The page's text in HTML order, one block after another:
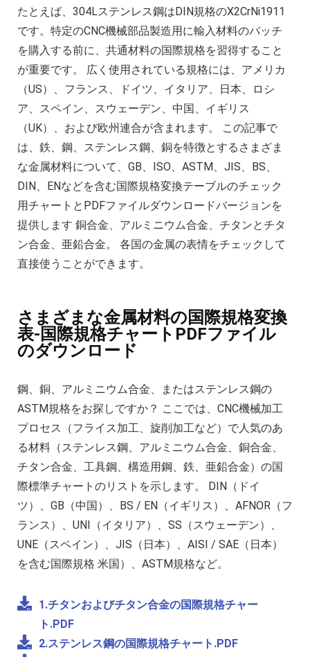
たとえば、304Lステンレス鋼はDIN規格のX2CrNi1911
です。特定のCNC機械部品製造用に輸入材料のバッチ
を購入する前に、共通材料の国際規格を習得すること
が重要です。 広く使用されている規格には、アメリカ
（US）、フランス、ドイツ、イタリア、日本、ロシ
ア、スペイン、スウェーデン、中国、イギリス
（UK）、および欧州連合が含まれます。 この記事で
は、鉄、鋼、ステンレス鋼、銅を特徴とするさまざま
な金属材料について、GB、ISO、ASTM、JIS、BS、
DIN、ENなどを含む国際規格変換テーブルのチェック
用チャートとPDFファイルダウンロードバージョンを
提供します 銅合金、アルミニウム合金、チタンとチタ
ン合金、亜鉛合金。 各国の金属の表情をチェックして
直接使うことができます。
さまざまな金属材料の国際規格変換
表-国際規格チャートPDFファイル
のダウンロード
鋼、銅、アルミニウム合金、またはステンレス鋼の
ASTM規格をお探しですか？ ここでは、CNC機械加工
プロセス（フライス加工、旋削加工など）で人気のあ
る材料（ステンレス鋼、アルミニウム合金、銅合金、
チタン合金、工具鋼、構造用鋼、鉄、亜鉛合金）の国
際標準チャートのリストを示します。 DIN（ドイ
ツ）、GB（中国）、BS / EN（イギリス）、AFNOR（フ
ランス）、UNI（イタリア）、SS（スウェーデン）、
UNE（スペイン）、JIS（日本）、AISI / SAE（日本）
を含む国際規格 米国）、ASTM規格など。
1.チタンおよびチタン合金の国際規格チャー
ト.PDF
2.ステンレス鋼の国際規格チャート.PDF